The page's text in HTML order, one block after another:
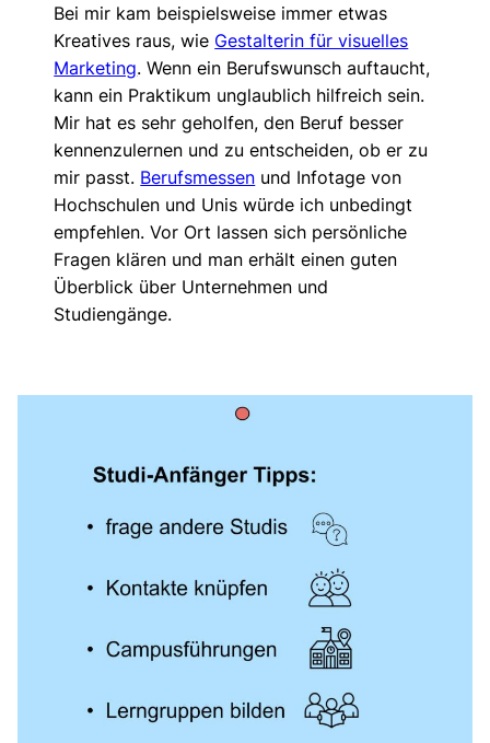
Bei mir kam beispielsweise immer etwas
Kreatives raus, wie Gestalterin für visuelles
Marketing. Wenn ein Berufswunsch auftaucht,
kann ein Praktikum unglaublich hilfreich sein.
Mir hat es sehr geholfen, den Beruf besser
kennenzulernen und zu entscheiden, ob er zu
mir passt. Berufsmessen und Infotage von
Hochschulen und Unis würde ich unbedingt
empfehlen. Vor Ort lassen sich persönliche
Fragen klären und man erhält einen guten
Überblick über Unternehmen und
Studiengänge.